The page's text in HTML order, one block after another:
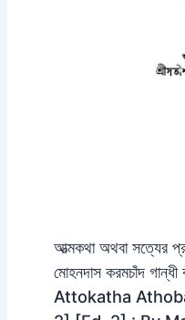
আত্মকথা অথবা
মোহনদাস করমচাঁদ গান্ধী
Attokatha